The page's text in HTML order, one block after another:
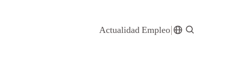
Actualidad Empleo